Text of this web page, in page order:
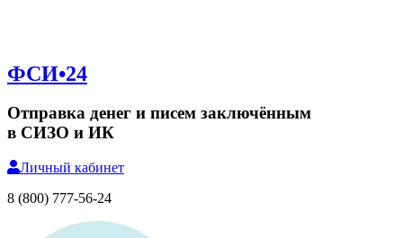
ФСИ•24
Отправка денег и писем заключённым
в СИЗО и ИК
Личный кабинет
8 (800) 777-56-24